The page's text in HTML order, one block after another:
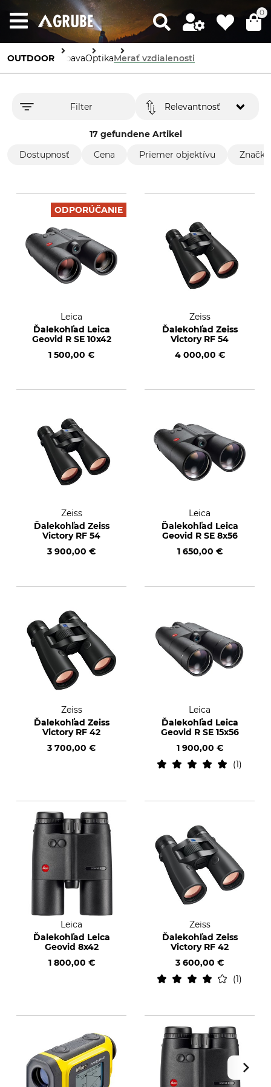
0
OUTDOOR VýbavaOptikaMerať vzdialenosti
Filter
17 gefundene Artikel
Relevantnosť
Dostupnosť Cena Priemer objektívu Značka
ODPORÚČANIE
Leica
Ďalekohľad Leica
Geovid R SE 10x42
1 500,00 €
Zeiss
Ďalekohľad Zeiss
Victory RF 54
4 000,00 €
Zeiss
Ďalekohľad Zeiss
Victory RF 54
3 900,00 €
Leica
Ďalekohľad Leica
Geovid R SE 8x56
1 650,00 €
Zeiss
Ďalekohľad Zeiss
Victory RF 42
3 700,00 €
Leica
Ďalekohľad Leica
Geovid R SE 15x56
1 900,00 €
1
Leica
Ďalekohľad Leica
Geovid 8x42
1 800,00 €
Zeiss
Ďalekohľad Zeiss
Victory RF 42
3 600,00 €
1